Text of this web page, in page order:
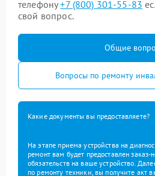
телефону+7 (800) 301-55-83
свой вопрос.
Общие
Вопросы по ремонту
Какие документы вы предоставляете?
На этапе приема устройства на
ремонт вам будет предоставлен
обязательств на ваше устройство.
по ремонту техники, вы получите акт